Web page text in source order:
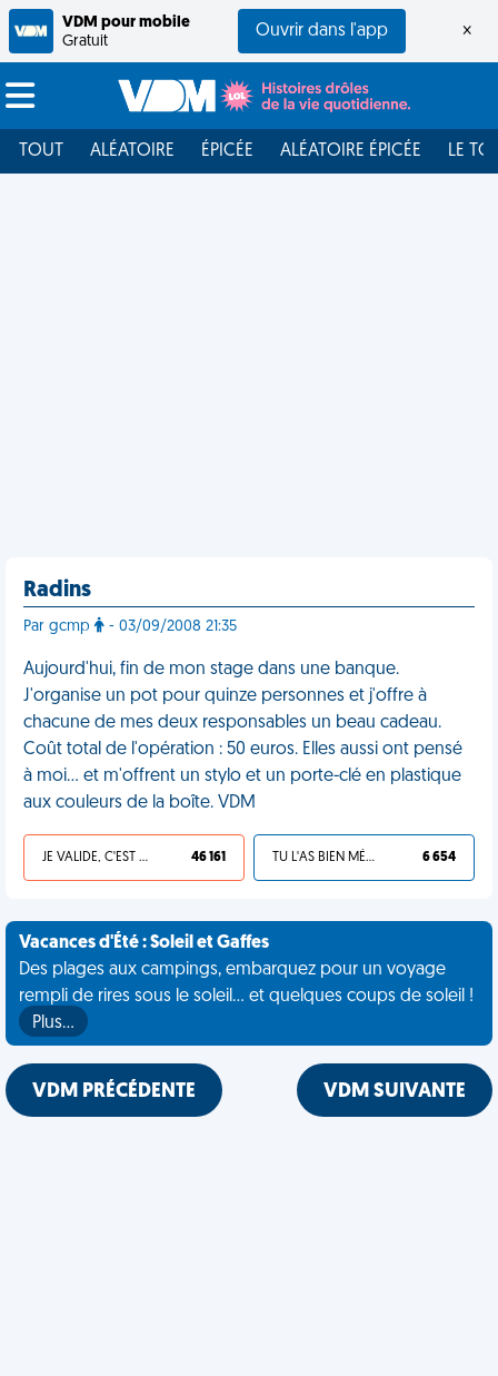
VDM pour mobile
Gratuit
Ouvrir dans l'app ×
TOUT ALÉATOIRE ÉPICÉE ALÉATOIRE ÉPICÉE LE
Radins
Par gcmp - 03/09/2008 21:35
Aujourd'hui, fin de mon stage dans une banque.
J'organise un pot pour quinze personnes et j'offre à
chacune de mes deux responsables un beau cadeau.
Coût total de l'opération : 50 euros. Elles aussi ont pensé
à moi… et m'offrent un stylo et un porte-clé en plastique
aux couleurs de la boîte. VDM
JE VALIDE, C'EST UNE VDM 46 161 TU L'AS BIEN MÉRITÉ 6 654
Vacances d'Été : Soleil et Gaffes
Des plages aux campings, embarquez pour un voyage
rempli de rires sous le soleil... et quelques coups de soleil !
Plus…
VDM PRÉCÉDENTE VDM SUIVANTE